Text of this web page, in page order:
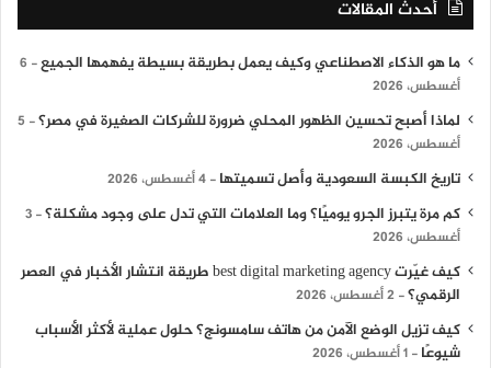
أحدث المقالات
ما هو الذكاء الاصطناعي وكيف يعمل بطريقة بسيطة يفهمها الجميع
6
أغسطس، 2026
لماذا أصبح تحسين الظهور المحلي ضرورة للشركات الصغيرة في مصر؟
5
أغسطس، 2026
تاريخ الكبسة السعودية وأصل تسميتها 4 أغسطس، 2026
كم مرة يتبرز الجرو يوميًا؟ وما العلامات التي تدل على وجود مشكلة؟ 3
أغسطس، 2026
كيف غيّرت best digital marketing agency طريقة انتشار الأخبار في العصر
الرقمي؟ 2 أغسطس، 2026
كيف تزيل الوضع الآمن من هاتف سامسونج؟ حلول عملية لأكثر الأسباب
شيوعًا
1 أغسطس، 2026